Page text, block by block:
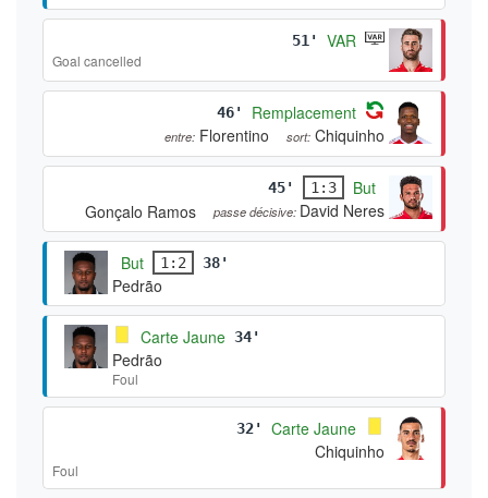
51' VAR
Goal cancelled
46' Remplacement
entre: Florentino sort: Chiquinho
45' 1:3
But
Gonçalo Ramos
passe décisive: David Neres
But 1:2 38'
Pedrão
Carte Jaune 34'
Pedrão
Foul
32'
Carte Jaune
Chiquinho
Foul